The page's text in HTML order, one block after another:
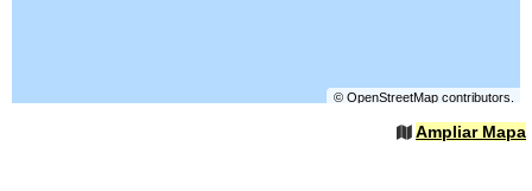
© OpenStreetMapcontributors.
Ampliar Mapa